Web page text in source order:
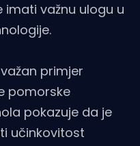
važnu ulogu u
primjer
pomorske
pokazuje da je
učinkovitost